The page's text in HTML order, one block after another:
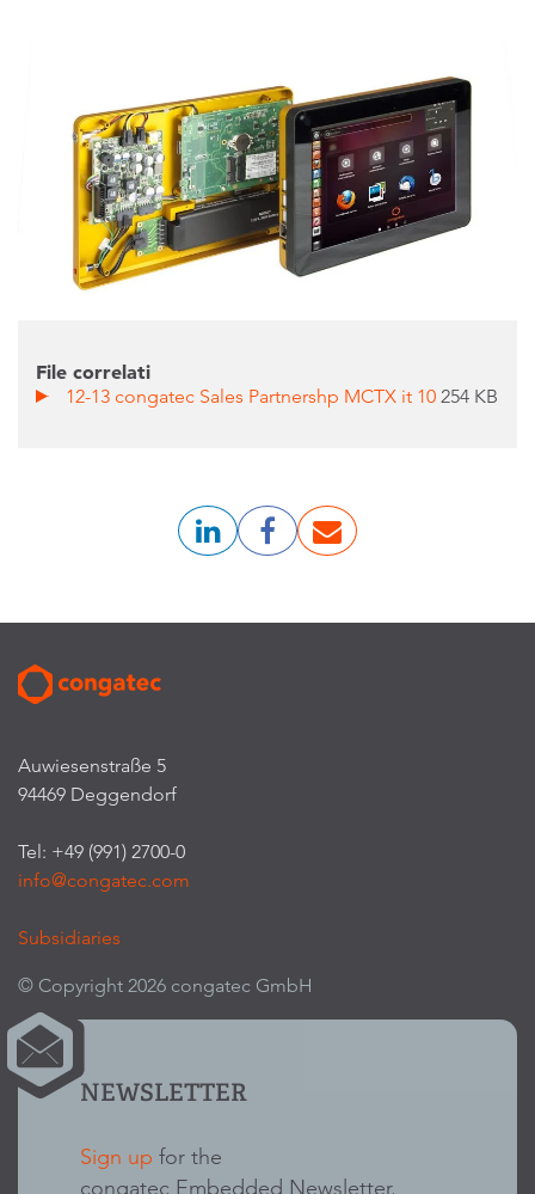
File correlati
12-13 congatec Sales Partnershp MCTX it 10254 KB
Auwiesenstraße 5
94469 Deggendorf
Tel: +49 (991) 2700-0
info@congatec.com
Subsidiaries
© Copyright 2026 congatec GmbH
NEWSLETTER
Sign up for the
congatec Embedded Newsletter.